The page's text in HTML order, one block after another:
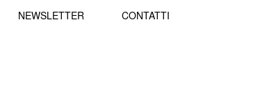
NEWSLETTER CONTATTI